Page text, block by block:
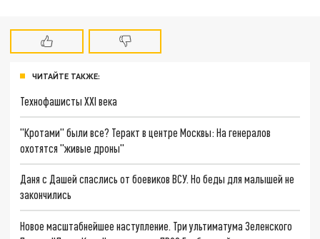
ЧИТАЙТЕ ТАКЖЕ:
Технофашисты XXI века
"Кротами" были все? Теракт в центре Москвы: На генералов
охотятся "живые дроны"
Даня с Дашей спаслись от боевиков ВСУ. Но беды для малышей не
закончились
Новое масштабнейшее наступление. Три ультиматума Зеленского